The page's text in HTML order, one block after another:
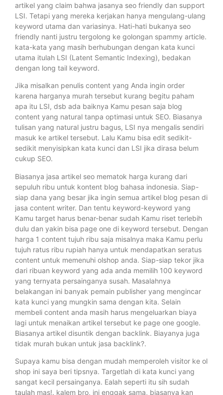
artikel yang claim bahwa jasanya seo friendly dan support
LSI. Tetapi yang mereka kerjakan hanya mengulang-ulang
keyword utama dan variasinya. Hati-hati bukanya seo
friendly nanti justru tergolong ke golongan spammy article.
kata-kata yang masih berhubungan dengan kata kunci
utama itulah LSI (Latent Semantic Indexing), bedakan
dengan long tail keyword.
Jika misalkan penulis content yang Anda ingin order
karena harganya murah tersebut kurang begitu paham
apa itu LSI, dsb ada baiknya Kamu pesan saja blog
content yang natural tanpa optimasi untuk SEO. Biasanya
tulisan yang natural justru bagus, LSI nya mengalis sendiri
masuk ke artikel tersebut. Lalu Kamu bisa edit sedikit-
sedikit menyisipkan kata kunci dan LSI jika dirasa belum
cukup SEO.
Biasanya jasa artikel seo mematok harga kurang dari
sepuluh ribu untuk kontent blog bahasa indonesia. Siap-
siap dana yang besar jika ingin semua artikel blog pesan di
jasa content writer. Dan tentu keyword-keyword yang
Kamu target harus benar-benar sudah Kamu riset terlebih
dulu dan yakin bisa page one di keyword tersebut. Dengan
harga 1 content tujuh ribu saja misalnya maka Kamu perlu
tujuh ratus ribu rupiah hanya untuk mendapatkan seratus
content untuk memenuhi olshop anda. Siap-siap tekor jika
dari ribuan keyword yang ada anda memilih 100 keyword
yang ternyata persainganya susah. Masalahnya
belakangan ini banyak pemain publisher yang mengincar
kata kunci yang mungkin sama dengan kita. Selain
membeli content anda masih harus mengeluarkan biaya
lagi untuk menaikan artikel tersebut ke page one google.
Biasanya artikel disuntik dengan backlink. Biayanya juga
tidak murah bukan untuk jasa backlink?.
Supaya kamu bisa dengan mudah memperoleh visitor ke ol
shop ini saya beri tipsnya. Targetlah di kata kunci yang
sangat kecil persainganya. Ealah seperti itu sih sudah
taulah mas!. kalem bro, ini enggak sama, biasanya kan